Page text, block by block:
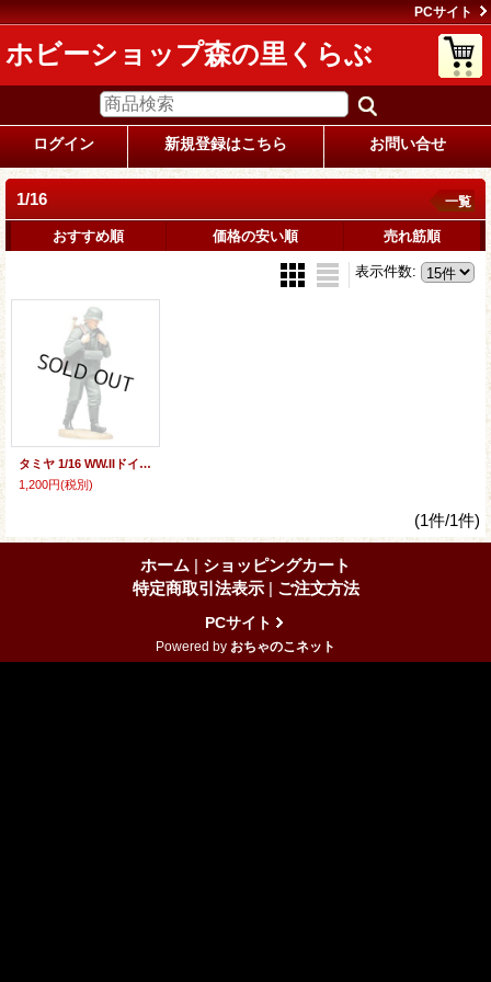
PCサイト
ホビーショップ森の里くらぶ
ログイン 新規登録はこちら お問い合せ
1/16 一覧
おすすめ順 価格の安い順 売れ筋順
表示件数:
タミヤ 1/16 WW.IIドイツ機関銃チーム装填手(三脚架搬送)
1,200円(税別)
(1件/1件)
ホーム | ショッピングカート
特定商取引法表示 | ご注文方法
PCサイト
Powered by おちゃのこネット